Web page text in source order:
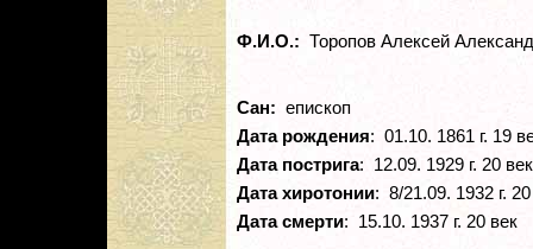
Ф.И.О.: Торопов Алексей
Сан: епископ
Дата рождения: 01.10. 1861 г. 19
Дата пострига: 12.09. 1929 г. 20 век
Дата хиротонии: 8/21.09. 1932 г.
Дата смерти: 15.10. 1937 г. 20 век